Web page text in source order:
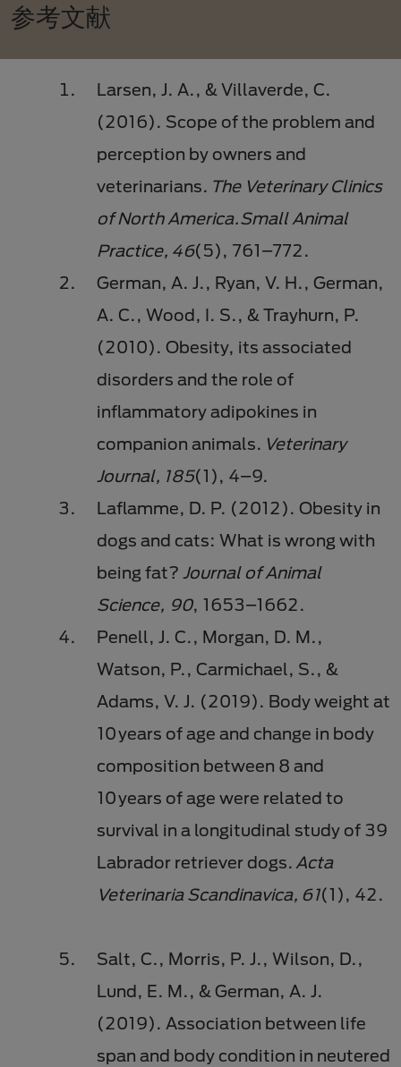
参考文献
Larsen, J. A., & Villaverde, C.
(2016). Scope of the problem and
perception by owners and
veterinarians. The Veterinary Clinics
of North America.Small Animal
Practice, 46(5), 761–772.
German, A. J., Ryan, V. H., German,
A. C., Wood, I. S., & Trayhurn, P.
(2010). Obesity, its associated
disorders and the role of
inflammatory adipokines in
companion animals. Veterinary
Journal, 185(1), 4–9.
Laflamme, D. P. (2012). Obesity in
dogs and cats: What is wrong with
being fat? Journal of Animal
Science, 90, 1653–1662.
Penell, J. C., Morgan, D. M.,
Watson, P., Carmichael, S., &
Adams, V. J. (2019). Body weight at
10 years of age and change in body
composition between 8 and
10 years of age were related to
survival in a longitudinal study of 39
Labrador retriever dogs. Acta
Veterinaria Scandinavica, 61(1), 42.
Salt, C., Morris, P. J., Wilson, D.,
Lund, E. M., & German, A. J.
(2019). Association between life
span and body condition in neutered